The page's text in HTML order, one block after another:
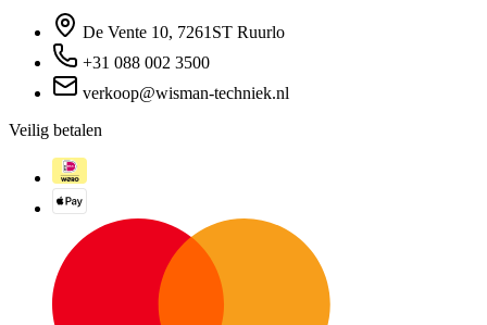
De Vente 10, 7261ST Ruurlo
+31 088 002 3500
verkoop@wisman-techniek.nl
Veilig betalen